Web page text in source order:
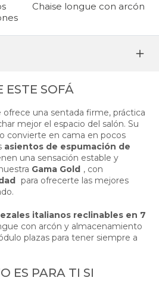
Chaise longue con arcón
ESTE SOFÁ
ofrece una sentada firme, práctica
mejor el espacio del salón. Su
lo convierte en cama en pocos
asientos de espumación de
una sensación estable y
Gama Gold , con
para ofrecerte las mejores
italianos reclinables en 7
con arcón y almacenamiento
plazas para tener siempre a
ES PARA TI SI